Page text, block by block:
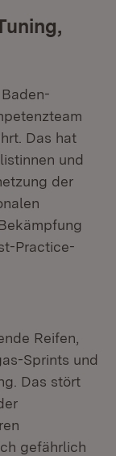
Das hat
und
der
Practice-
Reifen,
Sprints und
Das stört
gefährlich